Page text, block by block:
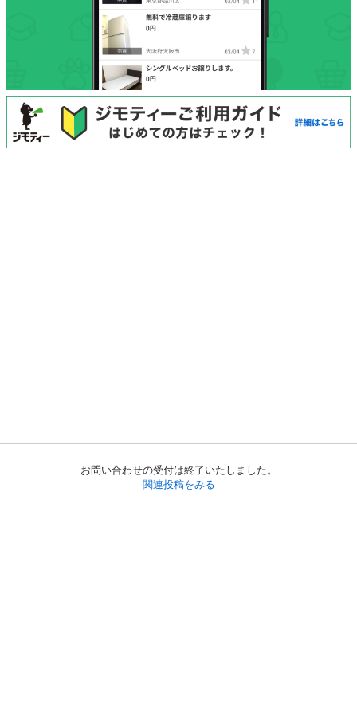
お問い合わせの受付は終了いたしました。
関連投稿をみる